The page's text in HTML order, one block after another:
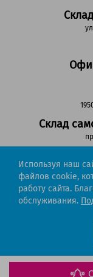
Склад
Используя наш
файлов cookie,
работу сайта.
обслуживания.